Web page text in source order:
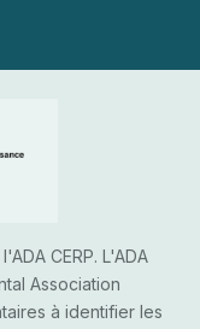
CERP. L'ADA
Association
à identifier les